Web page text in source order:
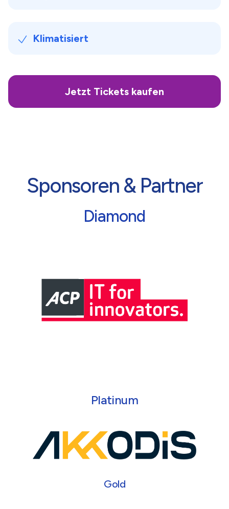
Klimatisiert
Jetzt Tickets kaufen
Sponsoren & Partner
Diamond
Platinum
Gold